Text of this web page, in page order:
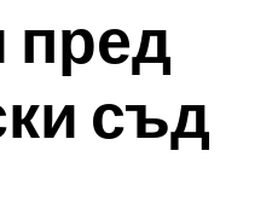
пред
съд